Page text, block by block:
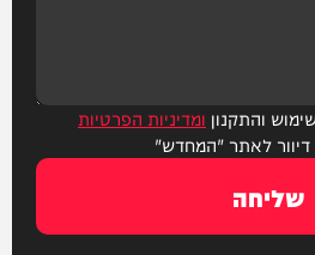
והתקנון ומדיניות הפרטיות
דיוור לאתר "המחדש"
שליחה